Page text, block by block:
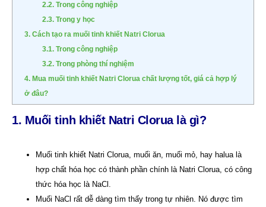
2.2. Trong công nghiệp
2.3. Trong y học
3. Cách tạo ra muối tinh khiết Natri Clorua
3.1. Trong công nghiệp
3.2. Trong phòng thí nghiệm
4. Mua muối tinh khiết Natri Clorua chất lượng tốt, giá cả hợp lý
ở đâu?
1. Muối tinh khiết Natri Clorua là gì?
Muối tinh khiết Natri Clorua, muối ăn, muối mỏ, hay halua là
hợp chất hóa học có thành phần chính là Natri Clorua, có công
thức hóa học là NaCl.
Muối NaCl rất dễ dàng tìm thấy trong tự nhiên. Nó được tìm